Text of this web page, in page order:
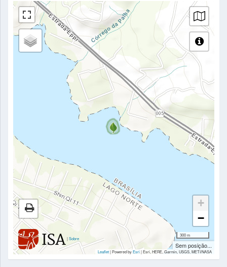
|Sobre
+
−
300 m
Sem posição...
Leaflet| Powered byEsri|Esri, HERE, Garmin, USGS, METI/NASA